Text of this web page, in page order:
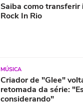
Saiba como transferir
Rock In Rio
MÚSICA
Criador de "Glee"
retomada da série:
considerando"